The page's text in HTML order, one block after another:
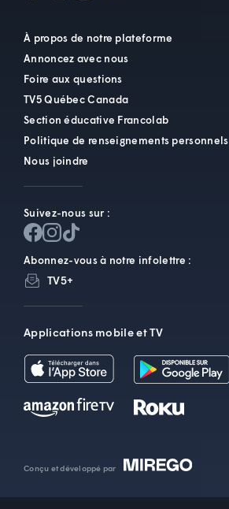
À propos de notre plateforme
Annoncez avec nous
Foire aux questions
TV5 Québec Canada
Section éducative Francolab
Politique de renseignements personnels
Nous joindre
Suivez-nous sur :
Abonnez-vous à notre infolettre :
TV5+
Applications mobile et TV
Conçu et développé par